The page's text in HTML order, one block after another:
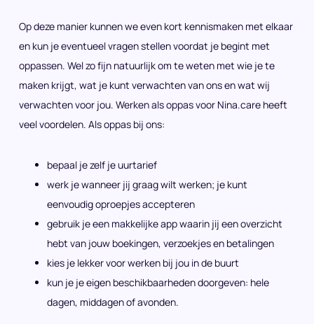
Op deze manier kunnen we even kort kennismaken met elkaar
en kun je eventueel vragen stellen voordat je begint met
oppassen. Wel zo fijn natuurlijk om te weten met wie je te
maken krijgt, wat je kunt verwachten van ons en wat wij
verwachten voor jou. Werken als oppas voor Nina.care heeft
veel voordelen. Als oppas bij ons:
bepaal je zelf je uurtarief
werk je wanneer jij graag wilt werken; je kunt
eenvoudig oproepjes accepteren
gebruik je een makkelijke app waarin jij een overzicht
hebt van jouw boekingen, verzoekjes en betalingen
kies je lekker voor werken bij jou in de buurt
kun je je eigen beschikbaarheden doorgeven: hele
dagen, middagen of avonden.